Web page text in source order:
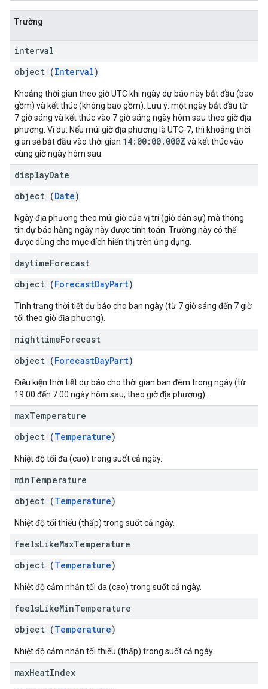
Trường
interval
object (Interval)
Khoảng thời gian theo giờ UTC khi ngày dự báo này bắt đầu (bao
gồm) và kết thúc (không bao gồm). Lưu ý: một ngày bắt đầu từ
7 giờ sáng và kết thúc vào 7 giờ sáng ngày hôm sau theo giờ địa
phương. Ví dụ: Nếu múi giờ địa phương là UTC-7, thì khoảng thời
gian sẽ bắt đầu vào thời gian 14:00:00.000Z và kết thúc vào
cùng giờ ngày hôm sau.
displayDate
object (Date)
Ngày địa phương theo múi giờ của vị trí (giờ dân sự) mà thông
tin dự báo hằng ngày này được tính toán. Trường này có thể
được dùng cho mục đích hiển thị trên ứng dụng.
daytimeForecast
object (ForecastDayPart)
Tình trạng thời tiết dự báo cho ban ngày (từ 7 giờ sáng đến 7 giờ
tối theo giờ địa phương).
nighttimeForecast
object (ForecastDayPart)
Điều kiện thời tiết dự báo cho thời gian ban đêm trong ngày (từ
19:00 đến 7:00 ngày hôm sau, theo giờ địa phương).
maxTemperature
object (Temperature)
Nhiệt độ tối đa (cao) trong suốt cả ngày.
minTemperature
object (Temperature)
Nhiệt độ tối thiểu (thấp) trong suốt cả ngày.
feelsLikeMaxTemperature
object (Temperature)
Nhiệt độ cảm nhận tối đa (cao) trong suốt cả ngày.
feelsLikeMinTemperature
object (Temperature)
Nhiệt độ cảm nhận tối thiểu (thấp) trong suốt cả ngày.
maxHeatIndex